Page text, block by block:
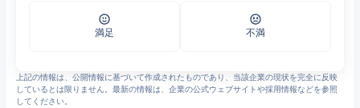
いのうえ工務店の評判・口コミ - エン カイシャの評判
満足 不満
上記の情報は、公開情報に基づいて作成されたものであり、当該企業の現状を完全に反映
しているとは限りません。最新の情報は、企業の公式ウェブサイトや採用情報などを参照
してください。